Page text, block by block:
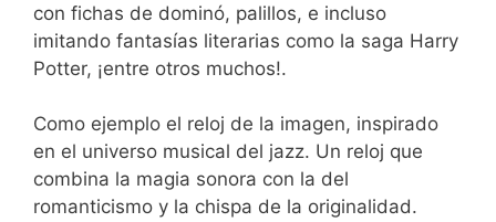
con fichas de dominó, palillos, e incluso
imitando fantasías literarias como la saga Harry
Potter, ¡entre otros muchos!.
Como ejemplo el reloj de la imagen, inspirado
en el universo musical del jazz. Un reloj que
combina la magia sonora con la del
romanticismo y la chispa de la originalidad.